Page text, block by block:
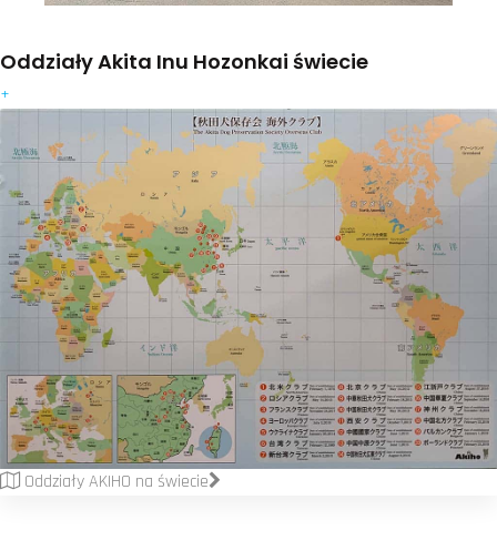
Oddziały Akita Inu Hozonkai świecie
+
Oddziały AKIHO na świecie